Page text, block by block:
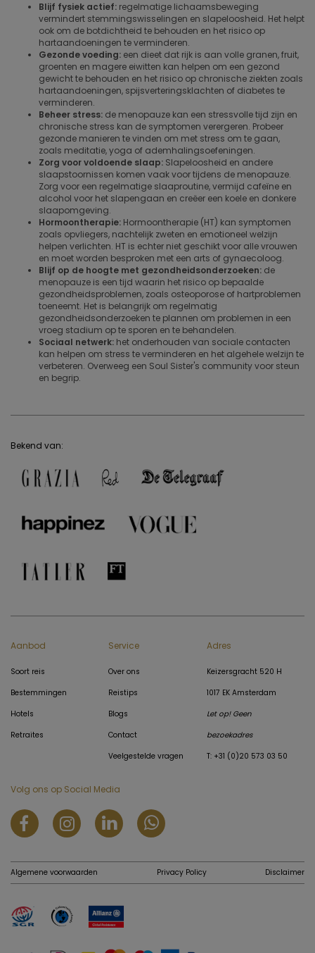
Blijf fysiek actief: regelmatige lichaamsbeweging
vermindert stemmingswisselingen en slapeloosheid. Het helpt
ook om de botdichtheid te behouden en het risico op
hartaandoeningen te verminderen.
Gezonde voeding: een dieet dat rijk is aan volle granen, fruit,
groenten en magere eiwitten kan helpen om een gezond
gewicht te behouden en het risico op chronische ziekten zoals
hartaandoeningen, spijsverteringsklachten of diabetes te
verminderen.
Beheer stress: de menopauze kan een stressvolle tijd zijn en
chronische stress kan de symptomen verergeren. Probeer
gezonde manieren te vinden om met stress om te gaan,
zoals meditatie, yoga of ademhalingsoefeningen.
Zorg voor voldoende slaap: Slapeloosheid en andere
slaapstoornissen komen vaak voor tijdens de menopauze.
Zorg voor een regelmatige slaaproutine, vermijd cafeïne en
alcohol voor het slapengaan en creëer een koele en donkere
slaapomgeving.
Hormoontherapie: Hormoontherapie (HT) kan symptomen
zoals opvliegers, nachtelijk zweten en emotioneel welzijn
helpen verlichten. HT is echter niet geschikt voor alle vrouwen
en moet worden besproken met een arts of gynaecoloog.
Blijf op de hoogte met gezondheidsonderzoeken: de
menopauze is een tijd waarin het risico op bepaalde
gezondheidsproblemen, zoals osteoporose of hartproblemen
toeneemt. Het is belangrijk om regelmatig
gezondheidsonderzoeken te plannen om problemen in een
vroeg stadium op te sporen en te behandelen.
Sociaal netwerk: het onderhouden van sociale contacten
kan helpen om stress te verminderen en het algehele welzijn te
verbeteren. Overweeg een Soul Sister's community voor steun
en begrip.
Bekend van:
Aanbod
Soort reis
Bestemmingen
Hotels
Retraites
Service
Over ons
Reistips
Blogs
Contact
Veelgestelde vragen
Adres
Keizersgracht 520 H
1017 EK Amsterdam
Let op! Geen
bezoekadres
T: +31 (0)20 573 03 50
Volg ons op Social Media
Algemene voorwaarden Privacy Policy Disclaimer